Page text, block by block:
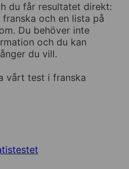
du får resultatet direkt:
och en lista på
Du behöver inte
och du kan
du vill.
vårt test i franska